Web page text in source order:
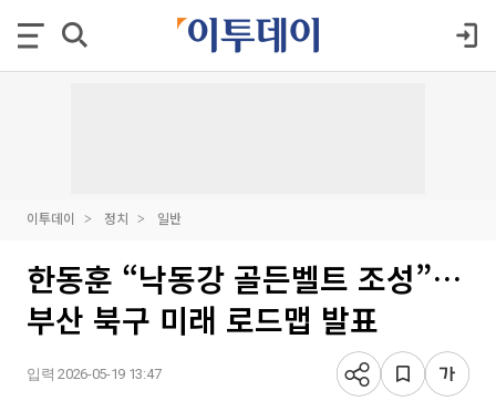
이투데이 정치 일반
한동훈 “낙동강 골든벨트 조성”…
부산 북구 미래 로드맵 발표
입력 2026-05-19 13:47